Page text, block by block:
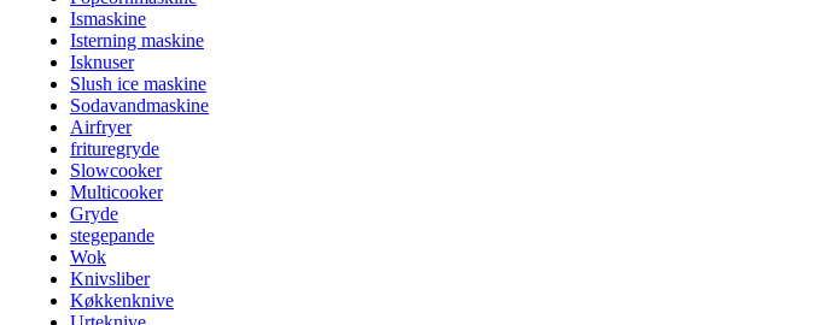
Ismaskine
Isterning maskine
Isknuser
Slush ice maskine
Sodavandmaskine
Airfryer
frituregryde
Slowcooker
Multicooker
Gryde
stegepande
Wok
Knivsliber
Køkkenknive